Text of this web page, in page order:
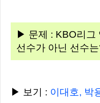
▶ 문제 : KBO리그
선수가 아닌 선수
▶ 보기 : 이대호, 박